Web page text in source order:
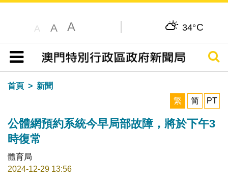
A A A 34°C
目錄
搜尋
首頁
新聞
繁
简 PT
公體網預約系統今早局部故障，將於下午3
時復常
體育局
2024-12-29 13:56